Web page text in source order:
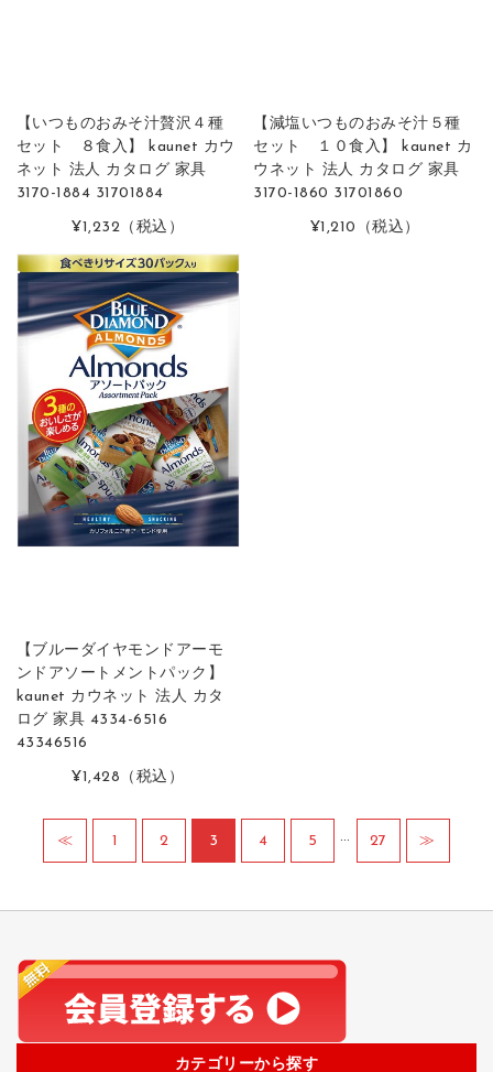
【いつものおみそ汁贅沢４種
セット ８食入】 kaunet カウ
ネット 法人 カタログ 家具
3170-1884 31701884
¥1,232 （税込）
【減塩いつものおみそ汁５種
セット １０食入】 kaunet カ
ウネット 法人 カタログ 家具
3170-1860 31701860
¥1,210 （税込）
【ブルーダイヤモンドアーモ
ンドアソートメントパック】
kaunet カウネット 法人 カタ
ログ 家具 4334-6516
43346516
¥1,428 （税込）
≪ 1 2 3 4 5 … 27 ≫
カテゴリーから探す